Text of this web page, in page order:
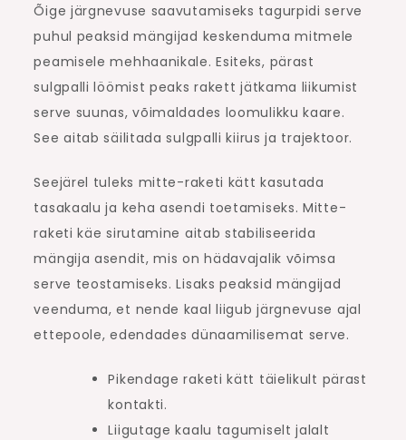
Õige järgnevuse saavutamiseks tagurpidi serve
puhul peaksid mängijad keskenduma mitmele
peamisele mehhaanikale. Esiteks, pärast
sulgpalli löömist peaks rakett jätkama liikumist
serve suunas, võimaldades loomulikku kaare.
See aitab säilitada sulgpalli kiirus ja trajektoor.
Seejärel tuleks mitte-raketi kätt kasutada
tasakaalu ja keha asendi toetamiseks. Mitte-
raketi käe sirutamine aitab stabiliseerida
mängija asendit, mis on hädavajalik võimsa
serve teostamiseks. Lisaks peaksid mängijad
veenduma, et nende kaal liigub järgnevuse ajal
ettepoole, edendades dünaamilisemat serve.
Pikendage raketi kätt täielikult pärast
kontakti.
Liigutage kaalu tagumiselt jalalt